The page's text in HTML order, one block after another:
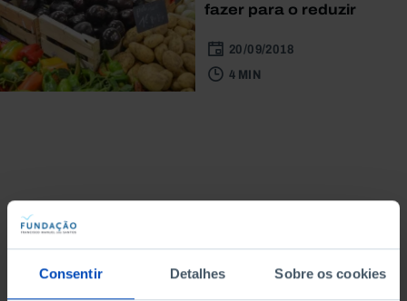
Consentir Detalhes Sobre os cookies
fazer para o reduzir
20/09/2018
4 MIN
Do mesmo autor